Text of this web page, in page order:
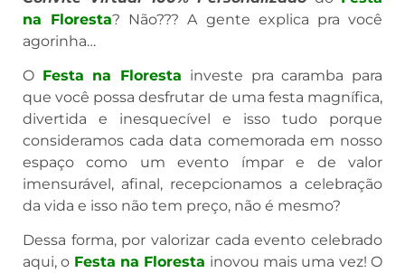
na Floresta? Não??? A gente explica pra você
agorinha…
O Festa na Floresta investe pra caramba para
que você possa desfrutar de uma festa magnífica,
divertida e inesquecível e isso tudo porque
consideramos cada data comemorada em nosso
espaço como um evento ímpar e de valor
imensurável, afinal, recepcionamos a celebração
da vida e isso não tem preço, não é mesmo?
Dessa forma, por valorizar cada evento celebrado
aqui, o Festa na Floresta inovou mais uma vez! O